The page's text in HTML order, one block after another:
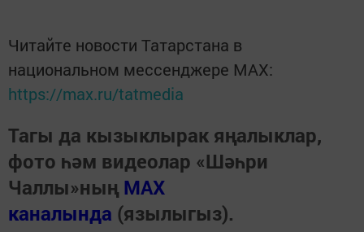
Читайте новости Татарстана в
национальном мессенджере MАХ:
https://max.ru/tatmedia
Тагы да кызыклырак яңалыклар,
фото һәм видеолар «Шәһри
Чаллы»ның MAX
каналында (язылыгыз).